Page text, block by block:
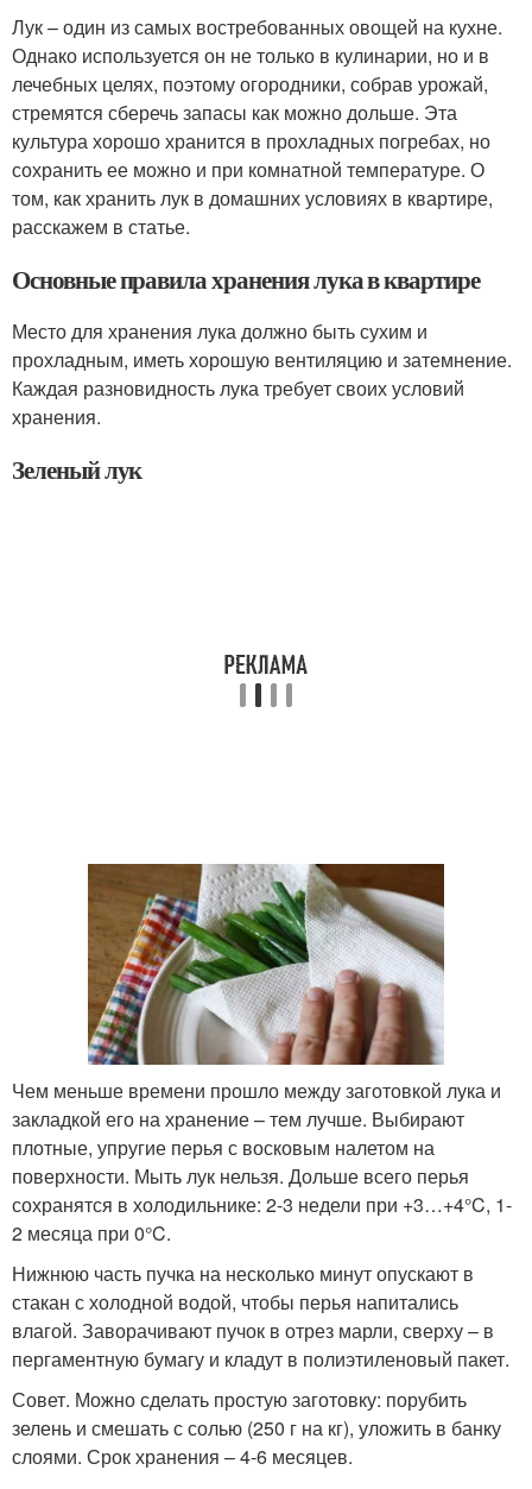
Лук – один из самых востребованных овощей на кухне.
Однако используется он не только в кулинарии, но и в
лечебных целях, поэтому огородники, собрав урожай,
стремятся сберечь запасы как можно дольше. Эта
культура хорошо хранится в прохладных погребах, но
сохранить ее можно и при комнатной температуре. О
том, как хранить лук в домашних условиях в квартире,
расскажем в статье.
Основные правила хранения лука в квартире
Место для хранения лука должно быть сухим и
прохладным, иметь хорошую вентиляцию и затемнение.
Каждая разновидность лука требует своих условий
хранения.
Зеленый лук
Чем меньше времени прошло между заготовкой лука и
закладкой его на хранение – тем лучше. Выбирают
плотные, упругие перья с восковым налетом на
поверхности. Мыть лук нельзя. Дольше всего перья
сохранятся в холодильнике: 2-3 недели при +3…+4°C, 1-
2 месяца при 0°C.
Нижнюю часть пучка на несколько минут опускают в
стакан с холодной водой, чтобы перья напитались
влагой. Заворачивают пучок в отрез марли, сверху – в
пергаментную бумагу и кладут в полиэтиленовый пакет.
Совет. Можно сделать простую заготовку: порубить
зелень и смешать с солью (250 г на кг), уложить в банку
слоями. Срок хранения – 4-6 месяцев.